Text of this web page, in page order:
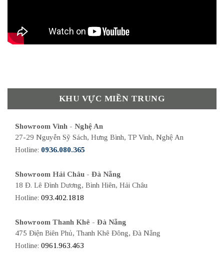
KHU VỰC MIỀN TRUNG
Showroom Vinh - Nghệ An
27-29 Nguyễn Sỹ Sách, Hưng Bình, TP Vinh, Nghệ An
Hotline: 0936.080.365
Showroom Hải Châu - Đà Nẵng
18 Đ. Lê Đình Dương, Bình Hiên, Hải Châu
Hotline: 093.402.1818
Showroom Thanh Khê - Đà Nẵng
475 Điện Biên Phủ, Thanh Khê Đông, Đà Nẵng
Hotline: 0961.963.463